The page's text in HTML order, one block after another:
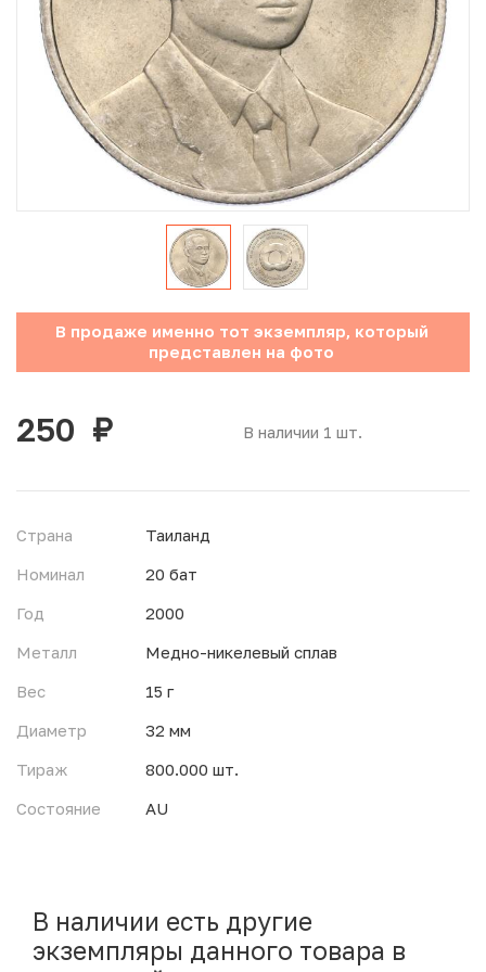
Юбилейные монеты Банка России (с 1999 года)
Памятные и инвестиционные монеты СССР и России
Иностранные монеты
Неофициальные выпуски монет (Unusual)
Античные и средневековые монеты
Инвестиционные монеты
В продаже именно тот экземпляр, который
представлен на фото
В наличии 1 шт.
250 руб.
Страна
Таиланд
Номинал
20 бат
Год
2000
Металл
Медно-никелевый сплав
Вес
15 г
Диаметр
32 мм
Тираж
800.000 шт.
Состояние
AU
В наличии есть другие
экземпляры данного товара в